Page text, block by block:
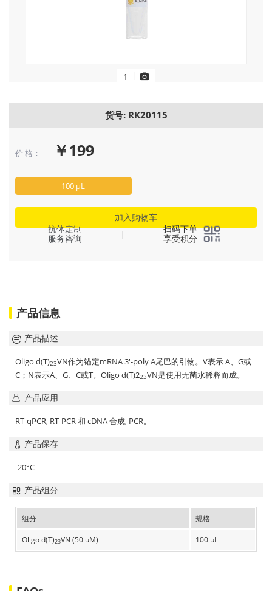
1 |
货号: RK20115
价 格： ￥199
100 μL
加入购物车
抗体定制
服务咨询
|
扫码下单
享受积分
产品信息
产品描述
Oligo d(T)23VN作为锚定mRNA 3'-poly A尾巴的引物。V表示 A、G或
C；N表示A、G、C或T。Oligo d(T)223VN是使用无菌水稀释而成。
产品应用
RT-qPCR, RT-PCR 和 cDNA 合成, PCR。
产品保存
-20°C
产品组分
组分 规格
Oligo d(T)23VN (50 uM) 100 μL